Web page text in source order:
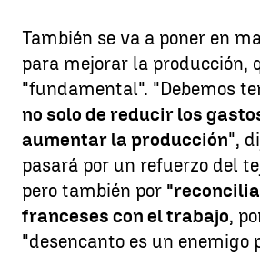
También se va a poner en
para mejorar la producción,
"fundamental". "Debemos
no solo de reducir los
aumentar la producción",
pasará por un refuerzo del
pero también por
franceses con el trabajo,
"desencanto es un enemigo